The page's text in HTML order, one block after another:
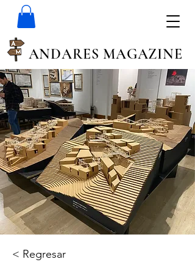
ANDARES MAGAZINE
< Regresar